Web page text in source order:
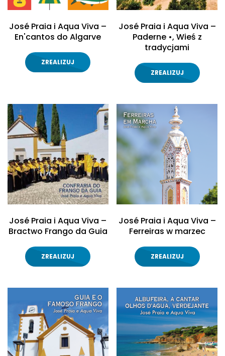
José Praia i Aqua Viva –
En'cantos do Algarve
ZREALIZUJ
José Praia i Aqua Viva –
Paderne •, Wieś z
tradycjami
ZREALIZUJ
José Praia i Aqua Viva –
Bractwo Frango da Guia
ZREALIZUJ
José Praia i Aqua Viva –
Ferreiras w marzec
ZREALIZUJ